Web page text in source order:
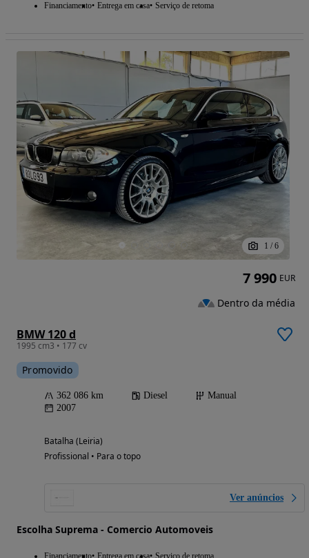
Financiamento Entrega em casa Serviço de retoma
1 / 6
BMW 120 d
1995 cm3 • 177 cv
Promovido
362 086 km Diesel
Manual
2007
Batalha (Leiria)
Profissional • Para o topo
Ver anúncios
Escolha Suprema - Comercio Automoveis
Financiamento Entrega em casa Serviço de retoma
7 990 EUR
Dentro da média